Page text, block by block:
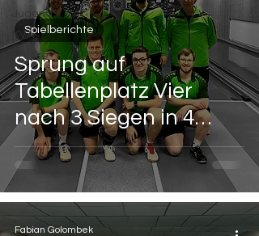
Jugend
KVA
Presse
Sprung auf
Tabellenplatz Vier
nach 3 Siegen in 4
Spielen
Spielberichte
Fabian Golombek